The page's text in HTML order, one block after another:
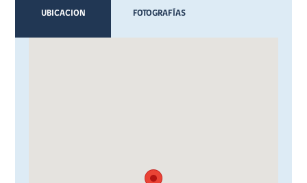
UBICACION FOTOGRAFÍAS